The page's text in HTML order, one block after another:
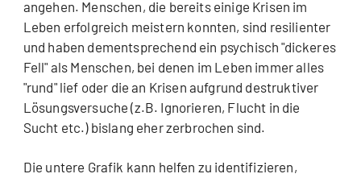
angehen. Menschen, die bereits einige Krisen im
Leben erfolgreich meistern konnten, sind resilienter
und haben dementsprechend ein psychisch "dickeres
Fell" als Menschen, bei denen im Leben immer alles
"rund" lief oder die an Krisen aufgrund destruktiver
Lösungsversuche (z.B. Ignorieren, Flucht in die
Sucht etc.) bislang eher zerbrochen sind.
Die untere Grafik kann helfen zu identifizieren,